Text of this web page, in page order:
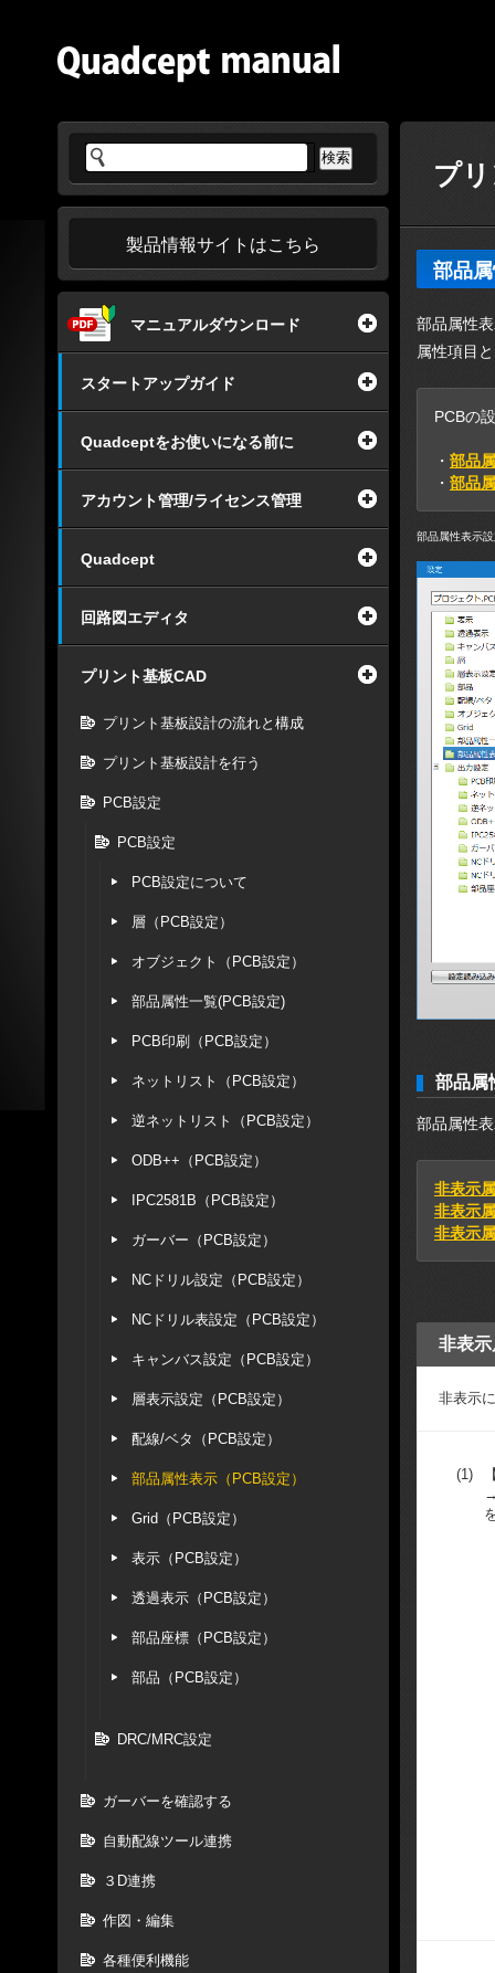
製品情報サイトはこちら
マニュアルダウンロード
スタートアップガイド
Quadceptをお使いになる前に
アカウント管理/ライセンス管理
Quadcept
回路図エディタ
プリント基板CAD
プリント基板設計の流れと構成
プリント基板設計を行う
PCB設定
PCB設定
PCB設定について
層（PCB設定）
オブジェクト（PCB設定）
部品属性一覧(PCB設定)
PCB印刷（PCB設定）
ネットリスト（PCB設定）
逆ネットリスト（PCB設定）
ODB++（PCB設定）
IPC2581B（PCB設定）
ガーバー（PCB設定）
NCドリル設定（PCB設定）
NCドリル表設定（PCB設定）
キャンバス設定（PCB設定）
層表示設定（PCB設定）
配線/ベタ（PCB設定）
部品属性表示（PCB設定）
Grid（PCB設定）
表示（PCB設定）
透過表示（PCB設定）
部品座標（PCB設定）
部品（PCB設定）
DRC/MRC設定
ガーバーを確認する
自動配線ツール連携
３D連携
作図・編集
各種便利機能
プ
部品
部品属性
属性項目
PCBの
・ 部品
・ 部品
部品属性表示
部品属
部品属性
非表示
非表示
非表示
非表
非表示
(1)